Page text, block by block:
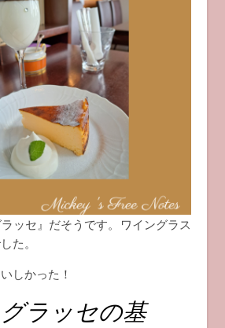
ラッセ』だそうです。ワイングラス
た。
しかった！
ラッセの基